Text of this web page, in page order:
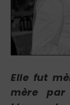
Elle fut
mère par